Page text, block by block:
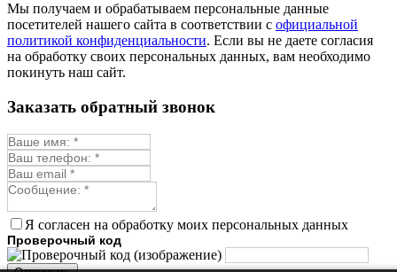
Мыльнянка
Мята
Овсяный корень
Огуречная трава
Пустырник
Репешок
Синюха
Смесь лекарственных
Стевия
Тимьян ползучий (чабрец)
Фенхель лекарственный
Мы получаем и обрабатываем персональные данные
посетителей нашего сайта в соответствии с официальной
политикой конфиденциальности. Если вы не даете согласия
на обработку своих персональных данных, вам необходимо
покинуть наш сайт.
Заказать обратный звонок
Я согласен на обработку моих персональных данных
Проверочный код